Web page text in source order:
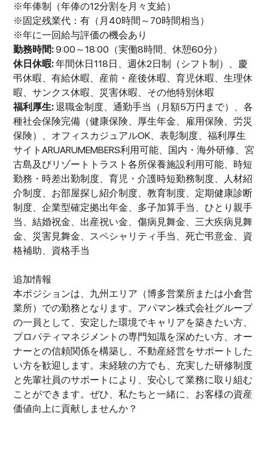
※年俸制（年俸の12分割を月々支給）
※固定残業代：有（月40時間～70時間相当）
※年に一回給与評価の機会あり
勤務時間:9:00～18:00（実働8時間、休憩60分）
休日休暇:年間休日118日、週休2日制（シフト制）、慶
弔休暇、有給休暇、産前・産後休暇、育児休暇、生理休
暇、サンクス休暇、災害休暇、その他特別休暇
福利厚生:退職金制度、通勤手当（月額5万円まで）、各
種社会保険完備（健康保険、厚生年金、雇用保険、労災
保険）、オフィスカジュアルOK、表彰制度、福利厚生
サイトARUARUMEMBERS利用可能、国内・海外研修、宮
古島及びリゾートトラスト各所保養施設利用可能、時短
勤務・時差出勤制度、育児・介護時短勤務制度、人材紹
介制度、お部屋探し紹介制度、教育制度、定期健康診断
制度、企業型確定拠出年金、多子加算手当、ひとり親手
当、結婚祝金、出産祝い金、傷病見舞金、三大疾病見舞
金、災害見舞金、スペシャリティ手当、死亡弔意金、資
格補助、資格手当
追加情報
本ポジションは、九州エリア（博多営業所または小倉営
業所）での勤務となります。アパマン株式会社グループ
の一員として、安定した環境でキャリアを築きたい方、
プロパティマネジメントの専門知識を深めたい方、オー
ナーとの信頼関係を構築し、不動産経営をサポートした
い方を歓迎します。未経験の方でも、充実した研修制度
と先輩社員のサポートにより、安心して業務に取り組む
ことができます。ぜひ、私たちと一緒に、お客様の資産
価値向上に貢献しませんか？